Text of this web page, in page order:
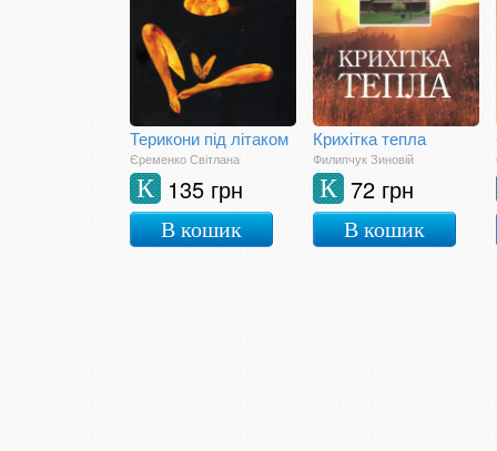
Терикони під літаком
Єременко Світлана
135 грн
К
В кошик
Крихітка тепла
Филипчук Зиновій
72 грн
К
В кошик